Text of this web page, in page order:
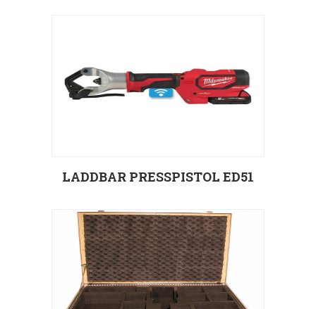
LADDBAR PRESSPISTOL ED51
Välj alternativ